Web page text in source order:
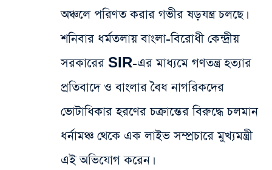
অঞ্চলে পরিণত করার গভীর ষড়যন্ত্র চলছে।
শনিবার ধর্মতলায় বাংলা-বিরোধী কেন্দ্রীয়
সরকারের SIR-এর মাধ্যমে গণতন্ত্র হত্যার
প্রতিবাদে ও বাংলার বৈধ নাগরিকদের
ভোটাধিকার হরণের চক্রান্তের বিরুদ্ধে চলমান
ধর্নামঞ্চ থেকে এক লাইভ সম্প্রচারে মুখ্যমন্ত্রী
এই অভিযোগ করেন।